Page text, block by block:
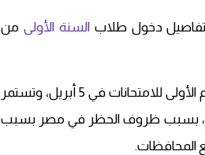
تفاصيل دخول طلاب السنة الأولى من
وأكد وزير التربية والتعليم على جدول امتحانات الصف الأول الثانوي، وستكون الأيام الأولى للامتحانات في 5 أبريل، وتستمر
جهاز لوحي، بسبب ظروف الحظر في مصر بسبب
المحافظات.